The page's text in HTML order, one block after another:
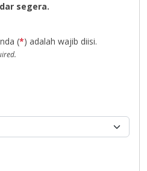
segera.
(*) adalah wajib diisi.